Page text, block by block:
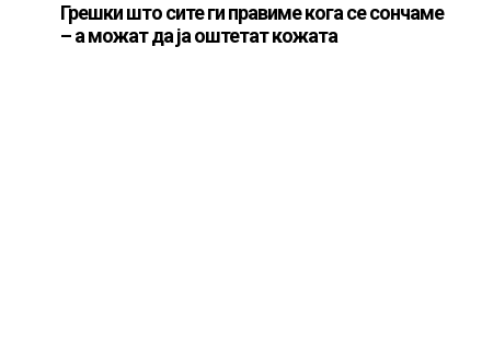
Грешки што сите ги правиме кога се сончаме
– а можат да ја оштетат кожата